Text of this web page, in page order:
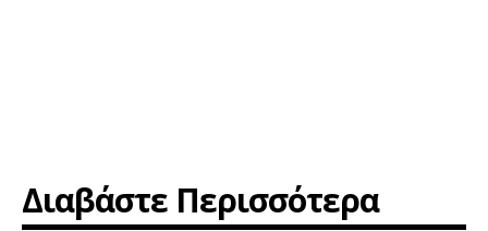
Διαβάστε Περισσότερα